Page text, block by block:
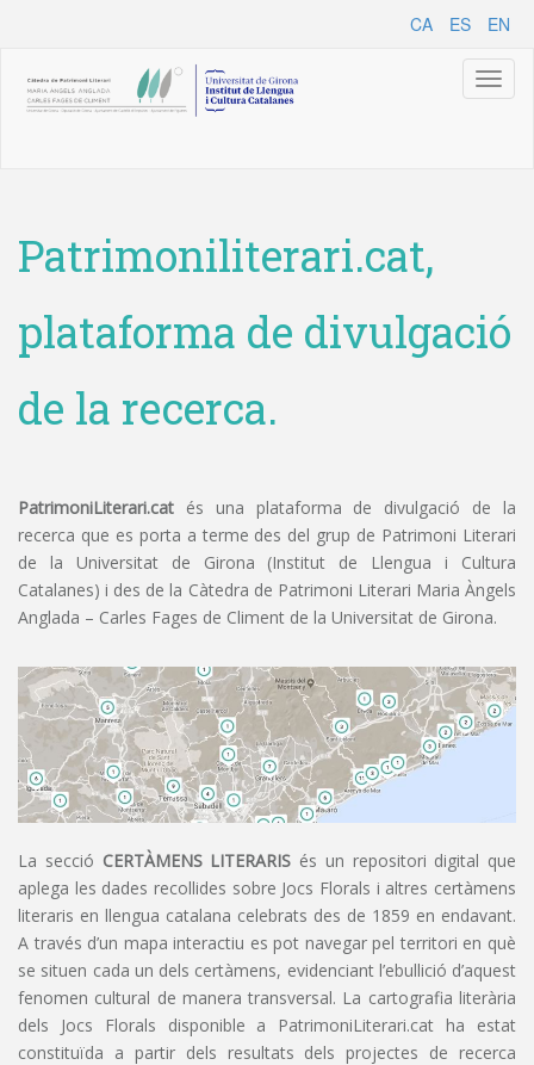
CA ES EN
Patrimoniliterari.cat,
plataforma de divulgació
de la recerca.
PatrimoniLiterari.cat és una plataforma de divulgació de la
recerca que es porta a terme des del grup de Patrimoni Literari
de la Universitat de Girona (Institut de Llengua i Cultura
Catalanes) i des de la Càtedra de Patrimoni Literari Maria Àngels
Anglada – Carles Fages de Climent de la Universitat de Girona.
La secció CERTÀMENS LITERARIS és un repositori digital que
aplega les dades recollides sobre Jocs Florals i altres certàmens
literaris en llengua catalana celebrats des de 1859 en endavant.
A través d’un mapa interactiu es pot navegar pel territori en què
se situen cada un dels certàmens, evidenciant l’ebullició d’aquest
fenomen cultural de manera transversal. La cartografia literària
dels Jocs Florals disponible a PatrimoniLiterari.cat ha estat
constituïda a partir dels resultats dels projectes de recerca